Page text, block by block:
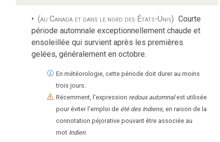
(au Canada et dans le nord des États-Unis) Courte
période automnale exceptionnellement chaude et
ensoleillée qui survient après les premières
gelées, généralement en octobre.
En météorologie, cette période doit durer au moins
trois jours.
Récemment, l'expression redoux automnal est utilisée
pour éviter l'emploi de été des Indiens, en raison de la
connotation péjorative pouvant être associée au
mot Indien.